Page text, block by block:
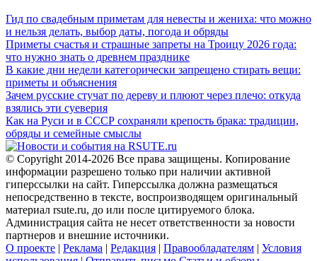
Гид по свадебным приметам для невесты и жениха: что можно
и нельзя делать, выбор даты, погода и обряды
Приметы счастья и страшные запреты на Троицу 2026 года:
что нужно знать о древнем празднике
В какие дни недели категорически запрещено стирать вещи:
приметы и объяснения
Зачем русские стучат по дереву и плюют через плечо: откуда
взялись эти суеверия
Как на Руси и в СССР сохраняли крепость брака: традиции,
обряды и семейные смыслы
© Copyright 2014-2026 Все права защищены. Копирование
информации разрешено только при наличии активной
гиперссылки на сайт. Гиперссылка должна размещаться
непосредственно в тексте, воспроизводящем оригинальный
материал rsute.ru, до или после цитируемого блока.
Администрация сайта не несет ответственности за новости
партнеров и внешние источники.
О проекте | Реклама | Редакция | Правообладателям | Условия